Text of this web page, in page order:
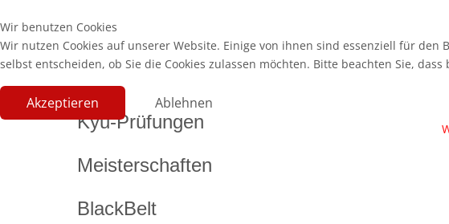
Kyu-Prüfungen
Meisterschaften
BlackBelt
Wir benutzen Cookies
Wir nutzen Cookies auf unserer Website. Einige von ihnen sind essenziell für
selbst entscheiden, ob Sie die Cookies zulassen möchten. Bitte beachten Sie,
Akzeptieren Ablehnen